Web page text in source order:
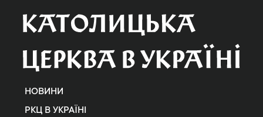
НОВИНИ
РКЦ В УКРАЇНІ